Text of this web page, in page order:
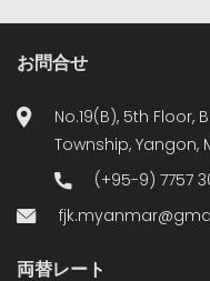
お問合せ
No.19(B), 5th Floor,
Township, Yangon,
(+95-9) 7757
両替レート